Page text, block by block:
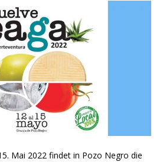
Mai 2022 findet in Pozo Negro die